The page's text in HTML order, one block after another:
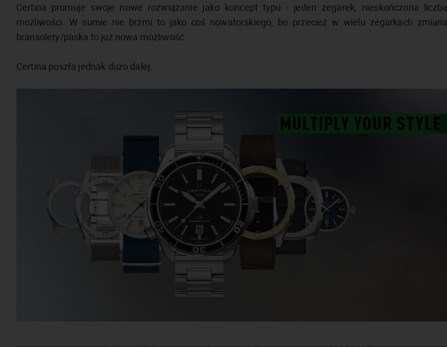
Certina promuje swoje nowe rozwiązanie jako koncept typu - jeden zegarek, nieskończona liczba
możliwości. W sumie nie brzmi to jako coś nowatorskiego, bo przecież w wielu zegarkach zmiana
bransolety/paska to już nowa możliwość.
Certina poszła jednak dużo dalej.